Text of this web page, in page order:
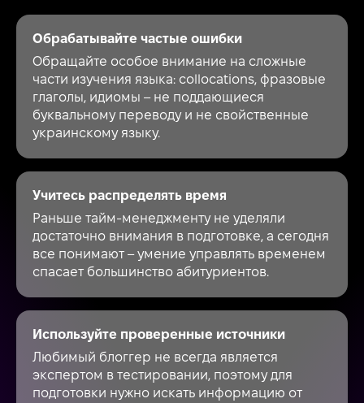
Обрабатывайте частые ошибки
Обращайте особое внимание на сложные
части изучения языка: collocations, фразовые
глаголы, идиомы – не поддающиеся
буквальному переводу и не свойственные
украинскому языку.
Учитесь распределять время
Раньше тайм-менеджменту не уделяли
достаточно внимания в подготовке, а сегодня
все понимают – умение управлять временем
спасает большинство абитуриентов.
Используйте проверенные источники
Любимый блоггер не всегда является
экспертом в тестировании, поэтому для
подготовки нужно искать информацию от